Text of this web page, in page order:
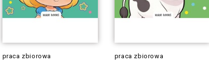
praca zbiorowa praca zbiorowa